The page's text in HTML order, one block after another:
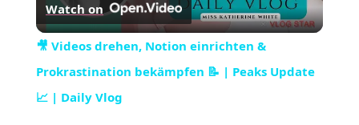
Video
Watch on
🎥 Videos drehen, Notion einrichten &
Prokrastination bekämpfen 📝 | Peaks Update
📈 | Daily Vlog